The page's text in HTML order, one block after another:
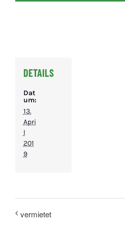
DETAILS
Dat
um:
13.
Apri
l
201
9
vermietet